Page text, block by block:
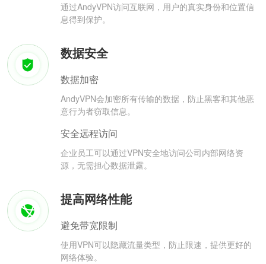
通过AndyVPN访问互联网，用户的真实身份和位置信
息得到保护。
数据安全
数据加密
AndyVPN会加密所有传输的数据，防止黑客和其他恶
意行为者窃取信息。
安全远程访问
企业员工可以通过VPN安全地访问公司内部网络资
源，无需担心数据泄露。
提高网络性能
避免带宽限制
使用VPN可以隐藏流量类型，防止限速，提供更好的
网络体验。